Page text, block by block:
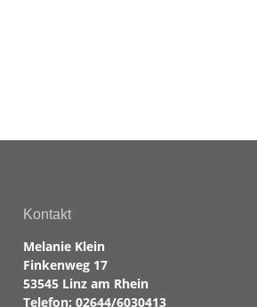
Kontakt
Melanie Klein
Finkenweg 17
53545 Linz am Rhein
Telefon: 02644/6030413